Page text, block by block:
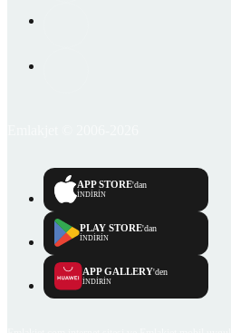
APP STORE'dan
İNDİRİN
PLAY STORE'dan
İNDİRİN
APP GALLERY'den
İNDİRİN